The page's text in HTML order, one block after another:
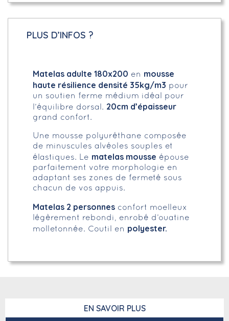
PLUS D’INFOS ?
Matelas adulte 180x200 en mousse
haute résilience densité 35kg/m3 pour
un soutien ferme médium idéal pour
l’équilibre dorsal. 20cm d’épaisseur
grand confort.
Une mousse polyuréthane composée
de minuscules alvéoles souples et
élastiques. Le matelas mousse épouse
parfaitement votre morphologie en
adaptant ses zones de fermeté sous
chacun de vos appuis.
Matelas 2 personnes confort moelleux
légèrement rebondi, enrobé d’ouatine
molletonnée. Coutil en polyester.
EN SAVOIR PLUS